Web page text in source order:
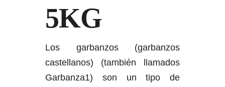
5KG
Los garbanzos (garbanzos
castellanos) (también llamados
Garbanza1) son un tipo de